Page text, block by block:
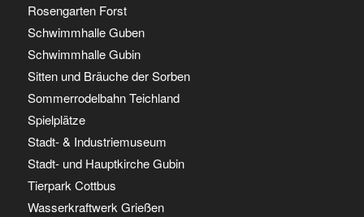
Rosengarten Forst
Schwimmhalle Guben
Schwimmhalle Gubin
Sitten und Bräuche der Sorben
Sommerrodelbahn Teichland
Spielplätze
Stadt- & Industriemuseum
Stadt- und Hauptkirche Gubin
Tierpark Cottbus
Wasserkraftwerk Grießen